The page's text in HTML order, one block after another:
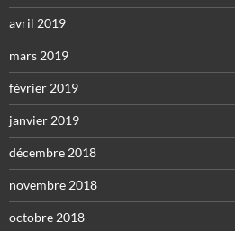
avril 2019
mars 2019
février 2019
janvier 2019
décembre 2018
novembre 2018
octobre 2018